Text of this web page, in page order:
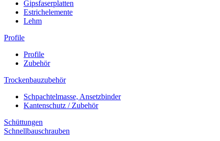
Gipsfaserplatten
Estrichelemente
Lehm
Profile
Profile
Zubehör
Trockenbauzubehör
Schpachtelmasse, Ansetzbinder
Kantenschutz / Zubehör
Schüttungen
Schnellbauschrauben